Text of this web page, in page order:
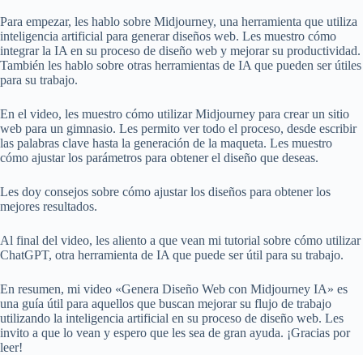
Para empezar, les hablo sobre Midjourney, una herramienta que utiliza
inteligencia artificial para generar diseños web. Les muestro cómo
integrar la IA en su proceso de diseño web y mejorar su productividad.
También les hablo sobre otras herramientas de IA que pueden ser útiles
para su trabajo.
En el video, les muestro cómo utilizar Midjourney para crear un sitio
web para un gimnasio. Les permito ver todo el proceso, desde escribir
las palabras clave hasta la generación de la maqueta. Les muestro
cómo ajustar los parámetros para obtener el diseño que deseas.
Les doy consejos sobre cómo ajustar los diseños para obtener los
mejores resultados.
Al final del video, les aliento a que vean mi tutorial sobre cómo utilizar
ChatGPT, otra herramienta de IA que puede ser útil para su trabajo.
En resumen, mi video «Genera Diseño Web con Midjourney IA» es
una guía útil para aquellos que buscan mejorar su flujo de trabajo
utilizando la inteligencia artificial en su proceso de diseño web. Les
invito a que lo vean y espero que les sea de gran ayuda. ¡Gracias por
leer!